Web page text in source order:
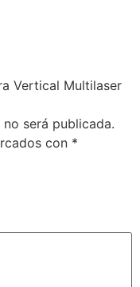
Vertical Multilaser
será publicada.
con *